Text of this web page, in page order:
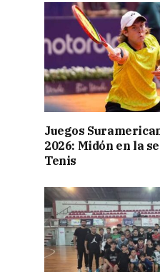
Juegos
2026: Midón en la
Tenis